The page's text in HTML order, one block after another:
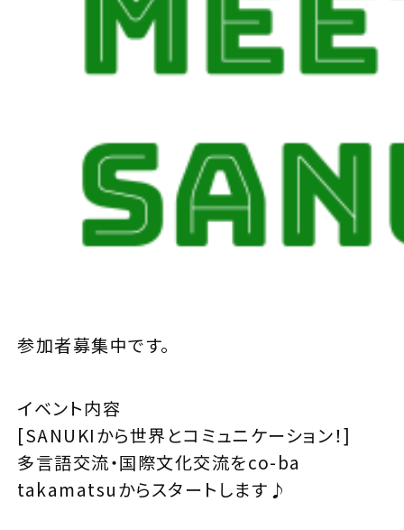
参加者募集中です。
イベント内容
[SANUKIから世界とコミュニケーション！]
多言語交流・国際文化交流をco-ba
takamatsuからスタートします♪